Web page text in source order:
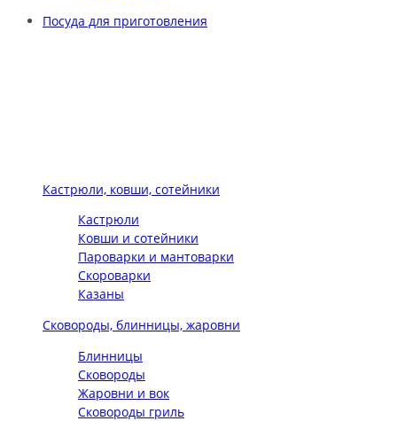
Посуда для приготовления
Кастрюли, ковши, сотейники
Кастрюли
Ковши и сотейники
Пароварки и мантоварки
Скороварки
Казаны
Сковороды, блинницы, жаровни
Блинницы
Сковороды
Жаровни и вок
Сковороды гриль